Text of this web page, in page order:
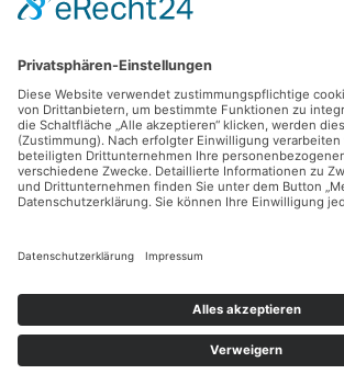
Wolfgang Einmahl, o.T.
KreideTusche, 54 x 62 cm, Inv.: DL-B-2009-09
Bitte schreiben Sie ansammlung@kunsthuette.de
Newsletter
Instagram